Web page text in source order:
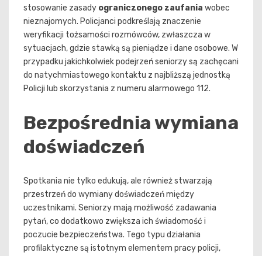
stosowanie zasady ograniczonego zaufania wobec
nieznajomych. Policjanci podkreślają znaczenie
weryfikacji tożsamości rozmówców, zwłaszcza w
sytuacjach, gdzie stawką są pieniądze i dane osobowe. W
przypadku jakichkolwiek podejrzeń seniorzy są zachęcani
do natychmiastowego kontaktu z najbliższą jednostką
Policji lub skorzystania z numeru alarmowego 112.
Bezpośrednia wymiana
doświadczeń
Spotkania nie tylko edukują, ale również stwarzają
przestrzeń do wymiany doświadczeń między
uczestnikami. Seniorzy mają możliwość zadawania
pytań, co dodatkowo zwiększa ich świadomość i
poczucie bezpieczeństwa. Tego typu działania
profilaktyczne są istotnym elementem pracy policji,